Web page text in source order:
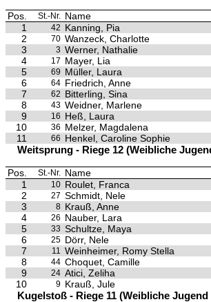
Pos. St.-Nr. Name
1
42 Kanning, Pia
2
70 Wanzeck, Charlotte
3
3 Werner, Nathalie
4
17 Mayer, Lia
5
69 Müller, Laura
6
64 Friedrich, Anne
7
62 Bitterling, Sina
8
43 Weidner, Marlene
9
16 Heß, Laura
10
36 Melzer, Magdalena
11
66 Henkel, Caroline Sophie
Weitsprung - Riege 12 (Weibliche
Pos. St.-Nr. Name
1
10 Roulet, Franca
2
27 Schmidt, Nele
3
8 Krauß, Anne
4
26 Nauber, Lara
5
33 Schultze, Maya
6
25 Dörr, Nele
7
11 Weinheimer, Romy Stella
8
44 Choquet, Camille
9
24 Atici, Zeliha
10
9 Krauß, Jule
Kugelstoß - Riege 11 (Weibliche Jugend